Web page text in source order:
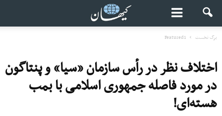
برگ نخست Featured1
اختلاف نظر در رأس سازمان «سیا» و پنتاگون
در مورد فاصله جمهوری اسلامی با بمب
هسته‌ای!